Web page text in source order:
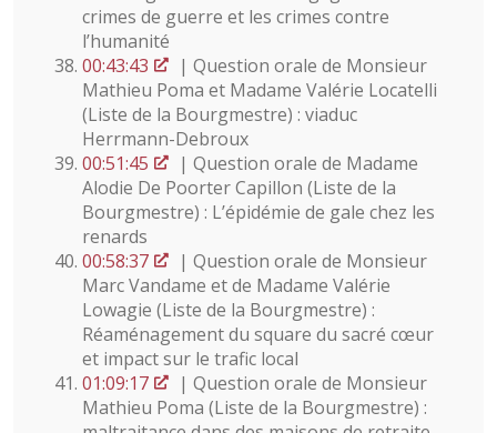
crimes de guerre et les crimes contre
l’humanité
00:43:43
| Question orale de Monsieur
Mathieu Poma et Madame Valérie Locatelli
(Liste de la Bourgmestre) : viaduc
Herrmann-Debroux
00:51:45
| Question orale de Madame
Alodie De Poorter Capillon (Liste de la
Bourgmestre) : L’épidémie de gale chez les
renards
00:58:37
| Question orale de Monsieur
Marc Vandame et de Madame Valérie
Lowagie (Liste de la Bourgmestre) :
Réaménagement du square du sacré cœur
et impact sur le trafic local
01:09:17
| Question orale de Monsieur
Mathieu Poma (Liste de la Bourgmestre) :